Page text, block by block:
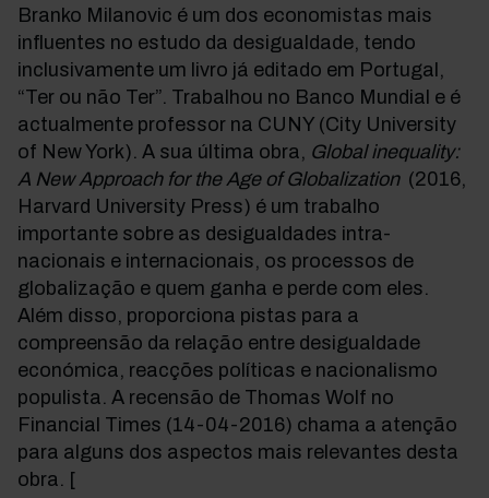
Branko Milanovic é um dos economistas mais
influentes no estudo da desigualdade, tendo
inclusivamente um livro já editado em Portugal,
“Ter ou não Ter”. Trabalhou no Banco Mundial e é
actualmente professor na CUNY (City University
of New York). A sua última obra, Global inequality:
A New Approach for the Age of Globalization(2016,
Harvard University Press) é um trabalho
importante sobre as desigualdades intra-
nacionais e internacionais, os processos de
globalização e quem ganha e perde com eles.
Além disso, proporciona pistas para a
compreensão da relação entre desigualdade
económica, reacções políticas e nacionalismo
populista. A recensão de Thomas Wolf no
Financial Times (14-04-2016) chama a atenção
para alguns dos aspectos mais relevantes desta
obra. [